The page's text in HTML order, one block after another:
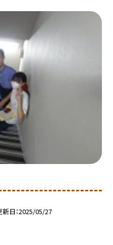
新日 2025/05/27